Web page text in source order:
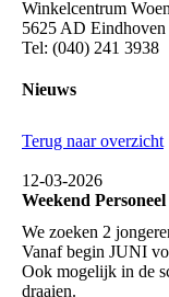
Winkelcentrum
5625 AD Eindhoven
Tel: (040) 241 3938
Nieuws
Terug naar overzicht
12-03-2026
Weekend
We zoeken 2
Vanaf begin JUNI
Ook mogelijk in de
draaien.